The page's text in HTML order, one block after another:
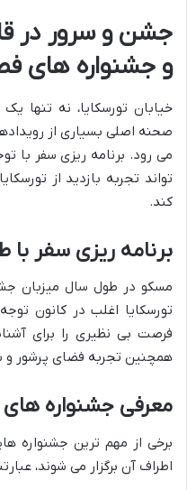
جشن و سرور در
و جشنواره های
خیابان تورسکایا، نه تنها
صحنه اصلی بسیاری از
می رود. برنامه ریزی سفر با
تواند تجربه بازدید از
کند.
برنامه ریزی سفر با
مسکو در طول سال میزبان
تورسکایا اغلب در کانون
فرصت بی نظیری را برای
همچنین تجربه فضای پرشور و
معرفی جشنواره
برخی از مهم ترین جشنواره
اطراف آن برگزار می شوند،